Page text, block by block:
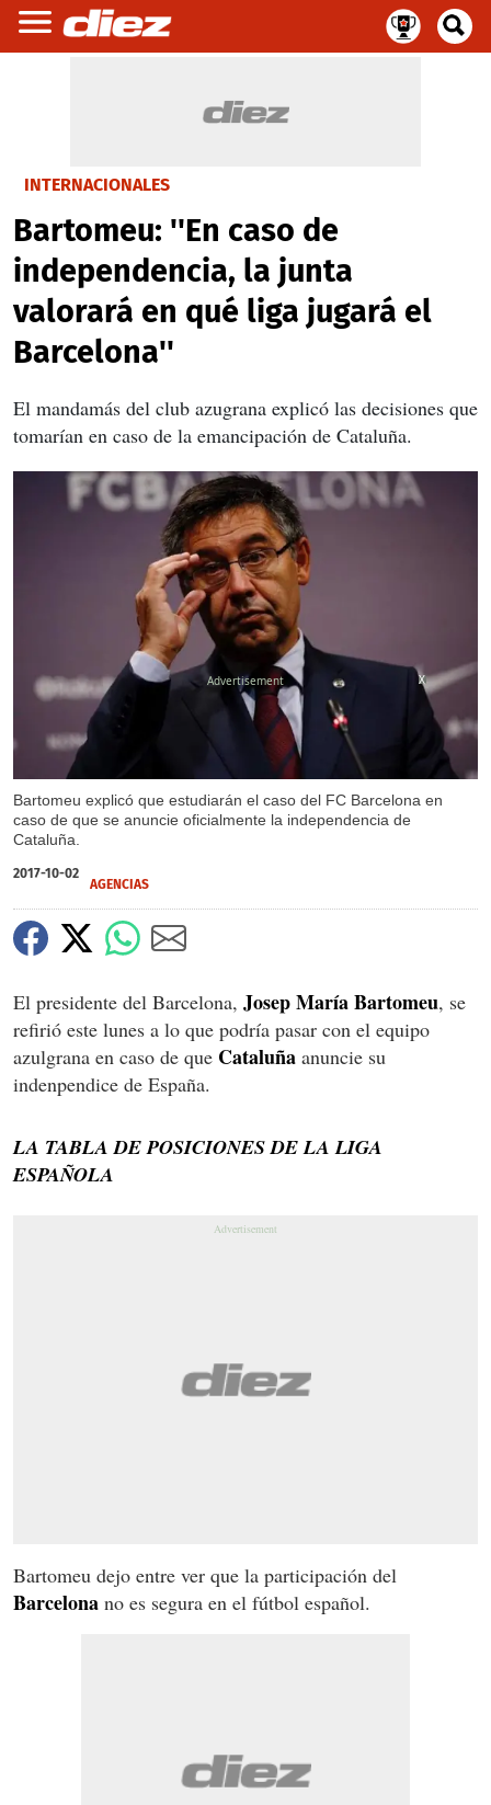
INTERNACIONALES
Bartomeu: ''En caso de
independencia, la junta
valorará en qué liga jugará el
Barcelona''
El mandamás del club azugrana explicó las decisiones que
tomarían en caso de la emancipación de Cataluña.
Bartomeu explicó que estudiarán el caso del FC Barcelona en
caso de que se anuncie oficialmente la independencia de
Cataluña.
X
2017-10-02
AGENCIAS
El presidente del Barcelona, Josep María Bartomeu, se
refirió este lunes a lo que podría pasar con el equipo
azulgrana en caso de que Cataluña anuncie su
indenpendice de España.
LA TABLA DE POSICIONES DE LA LIGA
ESPAÑOLA
Bartomeu dejo entre ver que la participación del
Barcelona no es segura en el fútbol español.